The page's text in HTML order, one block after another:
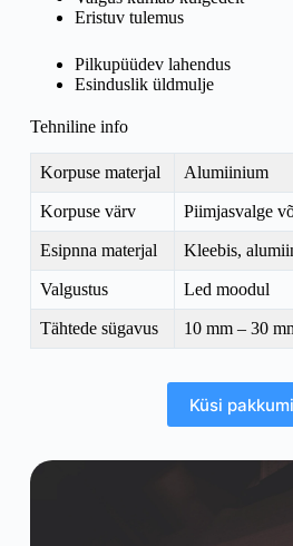
Eristuv tulemus
Pilkupüüdev lahendus
Esinduslik üldmulje
Tehniline info
Korpuse materjal Alumiinium
Korpuse värv Piimjasvalge
Esipnna materjal Kleebis,
Valgustus Led moodul
Tähtede sügavus 10 mm – 30
Küsi